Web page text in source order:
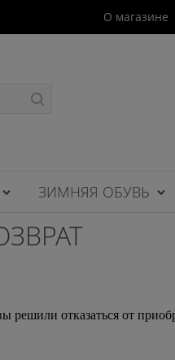
О магазине
ЗИМНЯЯ ОБУВЬ
отказаться от